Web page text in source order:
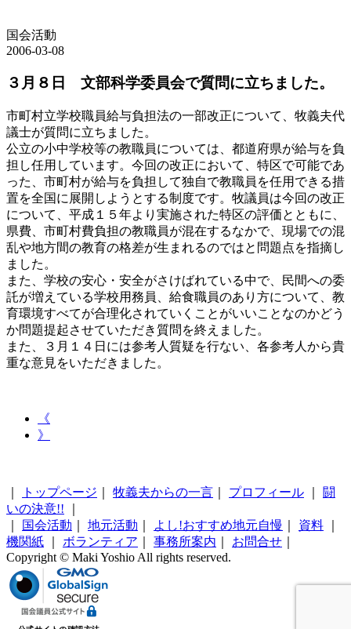
国会活動
2006-03-08
３月８日 文部科学委員会で質問に立ちました。
市町村立学校職員給与負担法の一部改正について、牧義夫代
議士が質問に立ちました。
公立の小中学校等の教職員については、都道府県が給与を負
担し任用しています。今回の改正において、特区で可能であ
った、市町村が給与を負担して独自で教職員を任用できる措
置を全国に展開しようとする制度です。牧議員は今回の改正
について、平成１５年より実施された特区の評価とともに、
県費、市町村費負担の教職員が混在するなかで、現場での混
乱や地方間の教育の格差が生まれるのではと問題点を指摘し
ました。
また、学校の安心・安全がさけばれている中で、民間への委
託が増えている学校用務員、給食職員のあり方について、教
育環境すべてが合理化されていくことがいいことなのかどう
か問題提起させていただき質問を終えました。
また、３月１４日には参考人質疑を行ない、各参考人から貴
重な意見をいただきました。
《
》
トップページ 牧義夫からの一言 プロフィール
闘
いの決意!!
国会活動 地元活動 よし!おすすめ地元自慢 資料
機関紙
ボランティア 事務所案内 お問合せ
Copyright © Maki Yoshio All rights reserved.